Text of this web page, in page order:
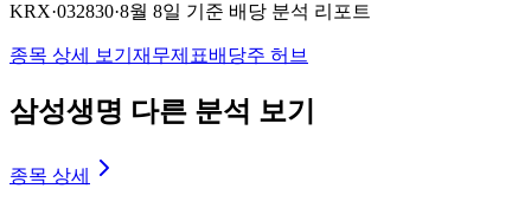
KRX·032830·8월 8일 기준 배당 분석 리포트
종목 상세 보기 재무제표배당주 허브
삼성생명 다른 분석 보기
종목 상세